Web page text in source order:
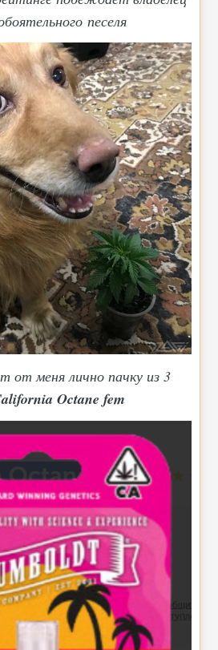
песеля
от меня лично пачку из 3
Octane fem